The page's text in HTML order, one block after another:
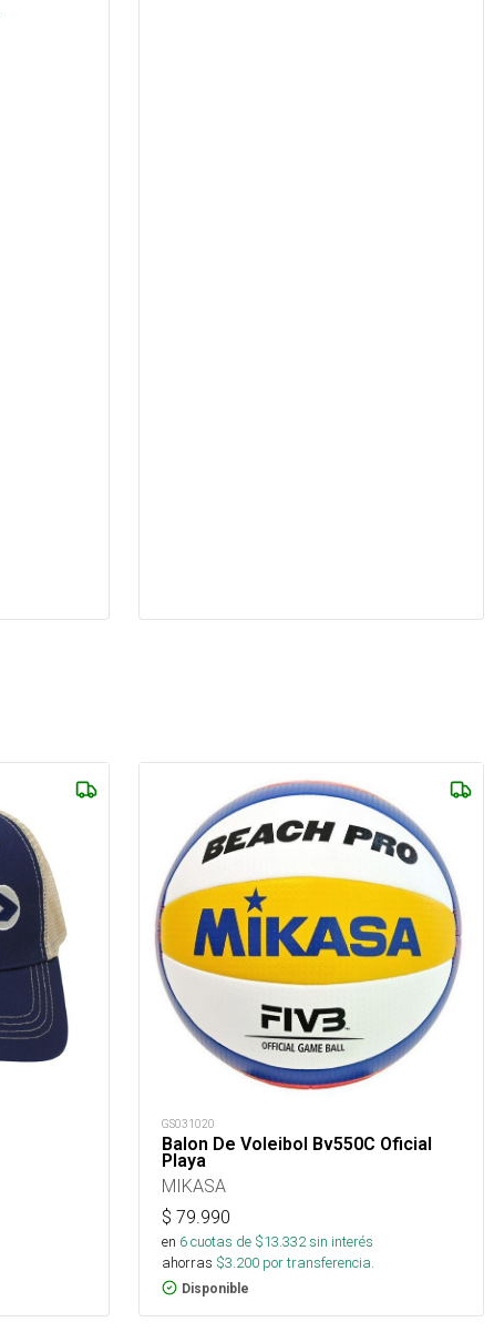
GS031020
Balon De Voleibol Bv550C Oficial
Playa
MIKASA
$ 79.990
en 6cuotas de $13.332sin interés
ahorras $3.200 por transferencia.
Disponible